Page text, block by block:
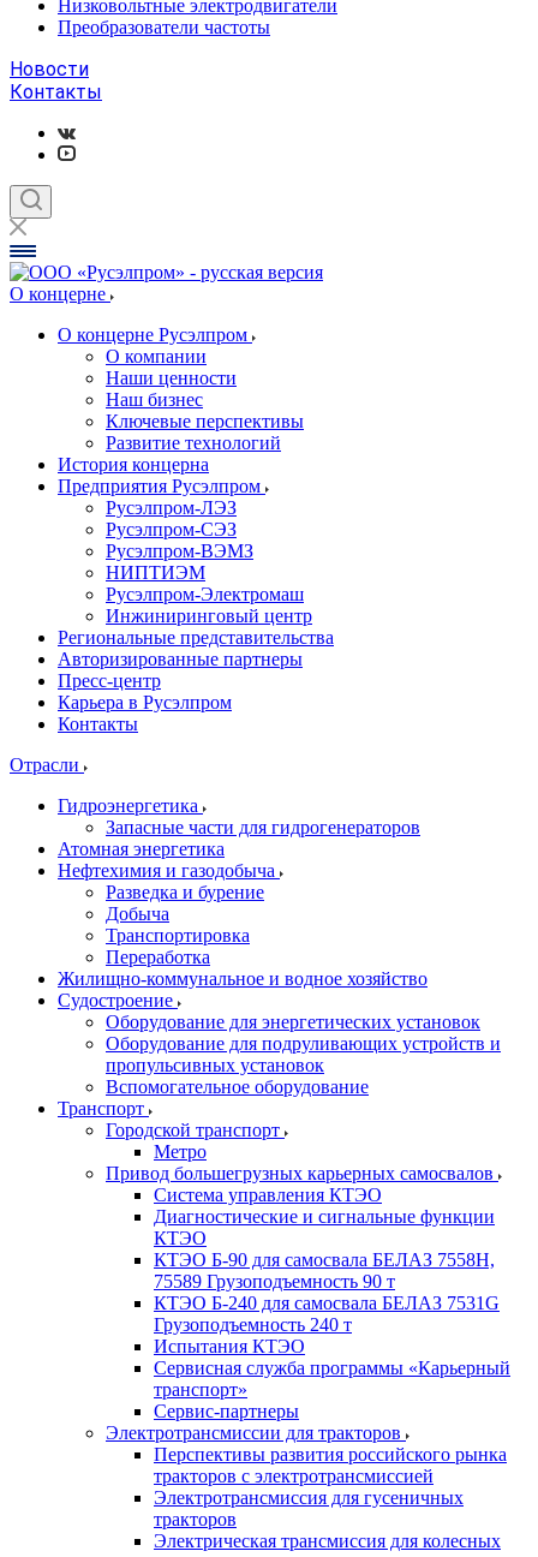
Низковольтные электродвигатели
Преобразователи частоты
Новости
Контакты
О концерне
О концерне Русэлпром
О компании
Наши ценности
Наш бизнес
Ключевые перспективы
Развитие технологий
История концерна
Предприятия Русэлпром
Русэлпром-ЛЭЗ
Русэлпром-СЭЗ
Русэлпром-ВЭМЗ
НИПТИЭМ
Русэлпром-Электромаш
Инжиниринговый центр
Региональные представительства
Авторизированные партнеры
Пресс-центр
Карьера в Русэлпром
Контакты
Отрасли
Гидроэнергетика
Запасные части для гидрогенераторов
Атомная энергетика
Нефтехимия и газодобыча
Разведка и бурение
Добыча
Транспортировка
Переработка
Жилищно-коммунальное и водное хозяйство
Судостроение
Оборудование для энергетических установок
Оборудование для подруливающих устройств и
пропульсивных установок
Вспомогательное оборудование
Транспорт
Городской транспорт
Метро
Привод большегрузных карьерных самосвалов
Система управления КТЭО
Диагностические и сигнальные функции
КТЭО
КТЭО Б-90 для самосвала БЕЛАЗ 7558H,
75589 Грузоподъемность 90 т
КТЭО Б-240 для самосвала БЕЛАЗ 7531G
Грузоподъемность 240 т
Испытания КТЭО
Сервисная служба программы «Карьерный
транспорт»
Сервис-партнеры
Электротрансмиссии для тракторов
Перспективы развития российского рынка
тракторов с электротрансмиссией
Электротрансмиссия для гусеничных
тракторов
Электрическая трансмиссия для колесных